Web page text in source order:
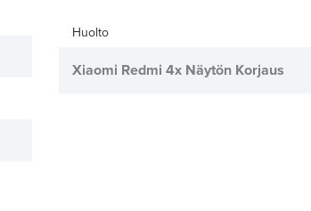
Huolto
Xiaomi Redmi 4x Näytön Korjaus